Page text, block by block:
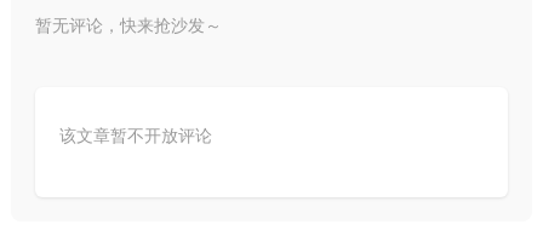
暂无评论，快来抢沙发～
该文章暂不开放评论